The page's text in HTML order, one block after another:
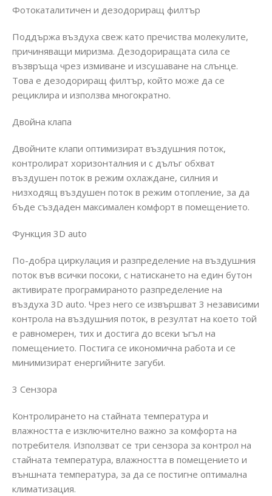
Фотокаталитичен и дезодориращ филтър
Поддържа въздуха свеж като пречиства молекулите,
причиняващи миризма. Дезодориращата сила се
възвръща чрез измиване и изсушаване на слънце.
Това е дезодориращ филтър, който може да се
рециклира и използва многократно.
Двойна клапа
Двойните клапи оптимизират въздушния поток,
контролират хоризонталния и с дълъг обхват
въздушен поток в режим охлаждане, силния и
низходящ въздушен поток в режим отопление, за да
бъде създаден максимален комфорт в помещението.
Функция 3D auto
По-добра циркулация и разпределение на въздушния
поток във всички посоки, с натискането на един бутон
активирате програмираното разпределение на
въздуха 3D auto. Чрез него се извършват 3 независими
контрола на въздушния поток, в резултат на което той
е равномерен, тих и достига до всеки ъгъл на
помещението. Постига се икономична работа и се
минимизират енергийните загуби.
3 Сензора
Контролирането на стайната температура и
влажността е изключително важно за комфорта на
потребителя. Използват се три сензора за контрол на
стайната температура, влажността в помещението и
външната температура, за да се постигне оптимална
климатизация.